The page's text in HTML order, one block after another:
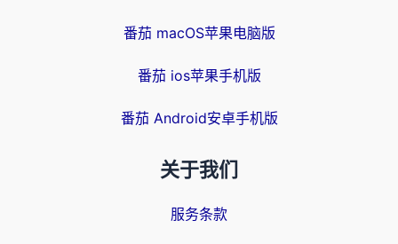
番茄 macOS苹果电脑版
番茄 ios苹果手机版
番茄 Android安卓手机版
关于我们
服务条款